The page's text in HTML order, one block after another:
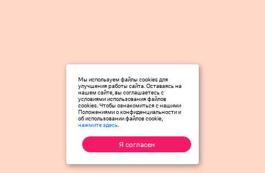
Мы используем файлы cookies для
улучшения работы сайта. Оставаясь на
нашем сайте, вы соглашаетесь с
условиями использования файлов
cookies. Чтобы ознакомиться с нашими
Положениями о конфиденциальности и
об использовании файлов cookie,
нажмите здесь.
Я согласен